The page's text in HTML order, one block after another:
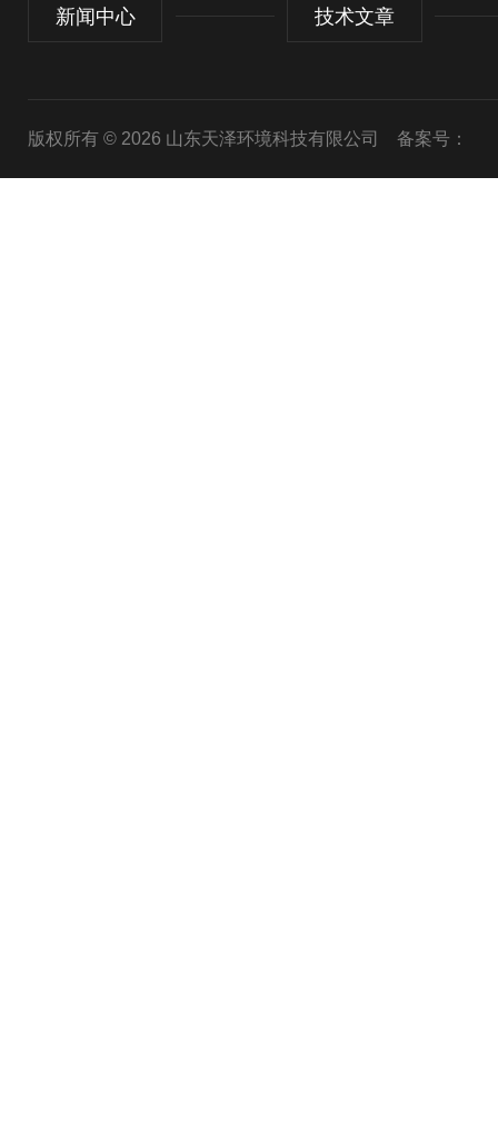
新闻中心 技术文章
版权所有 © 2026 山东天泽环境科技有限公司 备案号：